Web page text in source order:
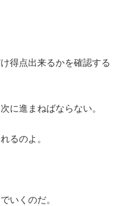
得点出来るかを確認する
に進まねばならない。
るのよ。
いくのだ。